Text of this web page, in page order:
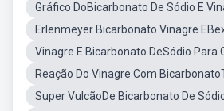
Gráfico DoBicarbonato De Sódio E
Erlenmeyer Bicarbonato Vinagre
Vinagre E Bicarbonato DeSódio Para
Reação Do Vinagre Com
Super VulcãoDe Bicarbonato De